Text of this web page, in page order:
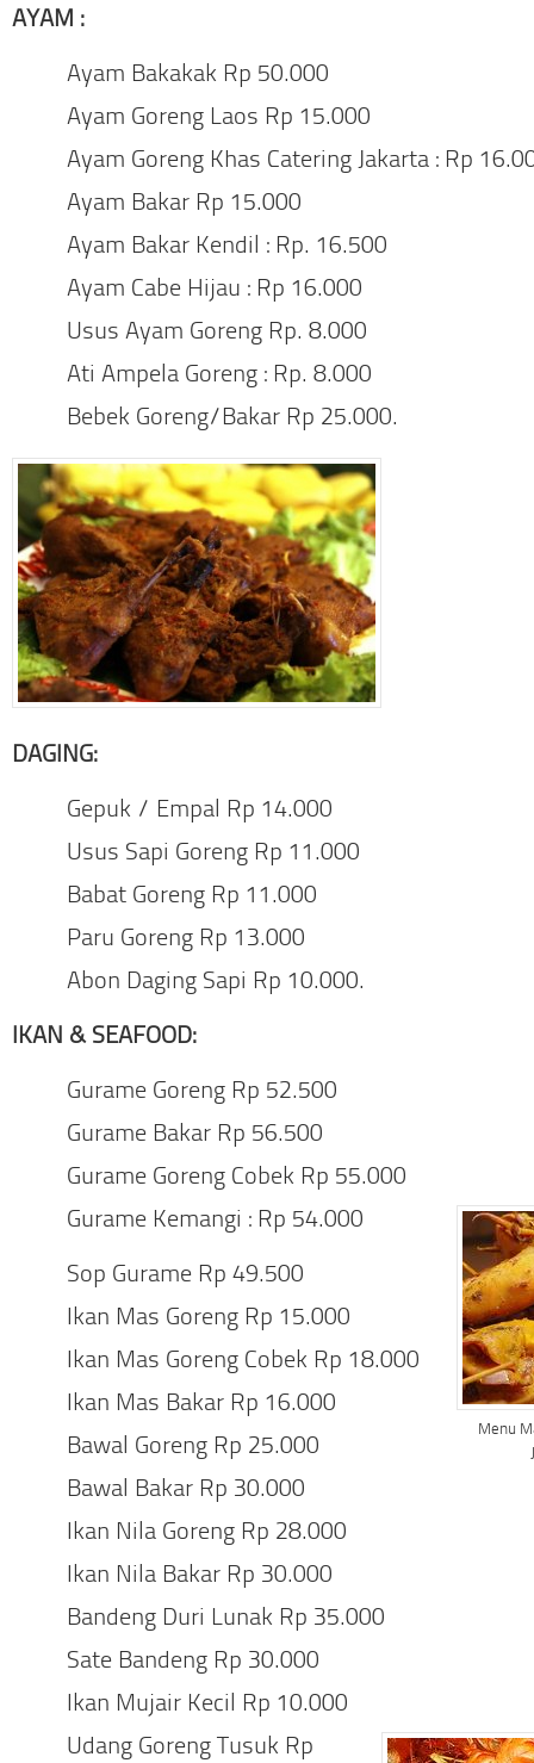
AYAM :
Ayam Bakakak Rp 50.000
Ayam Goreng Laos Rp 15.000
Ayam Goreng Khas Catering Jakarta : Rp
Ayam Bakar Rp 15.000
Ayam Bakar Kendil : Rp. 16.500
Ayam Cabe Hijau : Rp 16.000
Usus Ayam Goreng Rp. 8.000
Ati Ampela Goreng : Rp. 8.000
Bebek Goreng/Bakar Rp 25.000.
DAGING:
Gepuk / Empal Rp 14.000
Usus Sapi Goreng Rp 11.000
Babat Goreng Rp 11.000
Paru Goreng Rp 13.000
Abon Daging Sapi Rp 10.000.
IKAN & SEAFOOD:
Gurame Goreng Rp 52.500
Gurame Bakar Rp 56.500
Gurame Goreng Cobek Rp 55.000
Menu
Gurame Kemangi : Rp 54.000
Sop Gurame Rp 49.500
Ikan Mas Goreng Rp 15.000
Ikan Mas Goreng Cobek Rp 18.000
Ikan Mas Bakar Rp 16.000
Bawal Goreng Rp 25.000
Bawal Bakar Rp 30.000
Ikan Nila Goreng Rp 28.000
Ikan Nila Bakar Rp 30.000
Bandeng Duri Lunak Rp 35.000
Sate Bandeng Rp 30.000
Ikan Mujair Kecil Rp 10.000
Udang Goreng Tusuk Rp